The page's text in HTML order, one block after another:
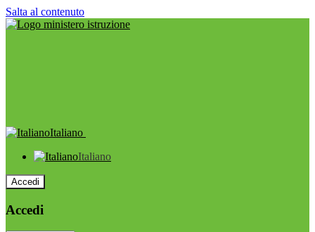
Salta al contenuto
Italiano
Italiano
Accedi
Accedi